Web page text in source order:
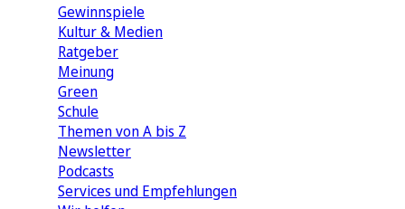
Gewinnspiele
Kultur & Medien
Ratgeber
Meinung
Green
Schule
Themen von A bis Z
Newsletter
Podcasts
Services und Empfehlungen